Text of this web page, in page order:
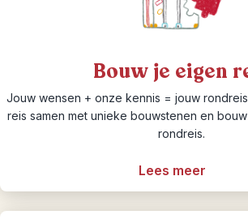
Bouw je eigen
Jouw wensen + onze kennis = jouw
reis samen met unieke bouwstenen en
rondreis.
Lees meer